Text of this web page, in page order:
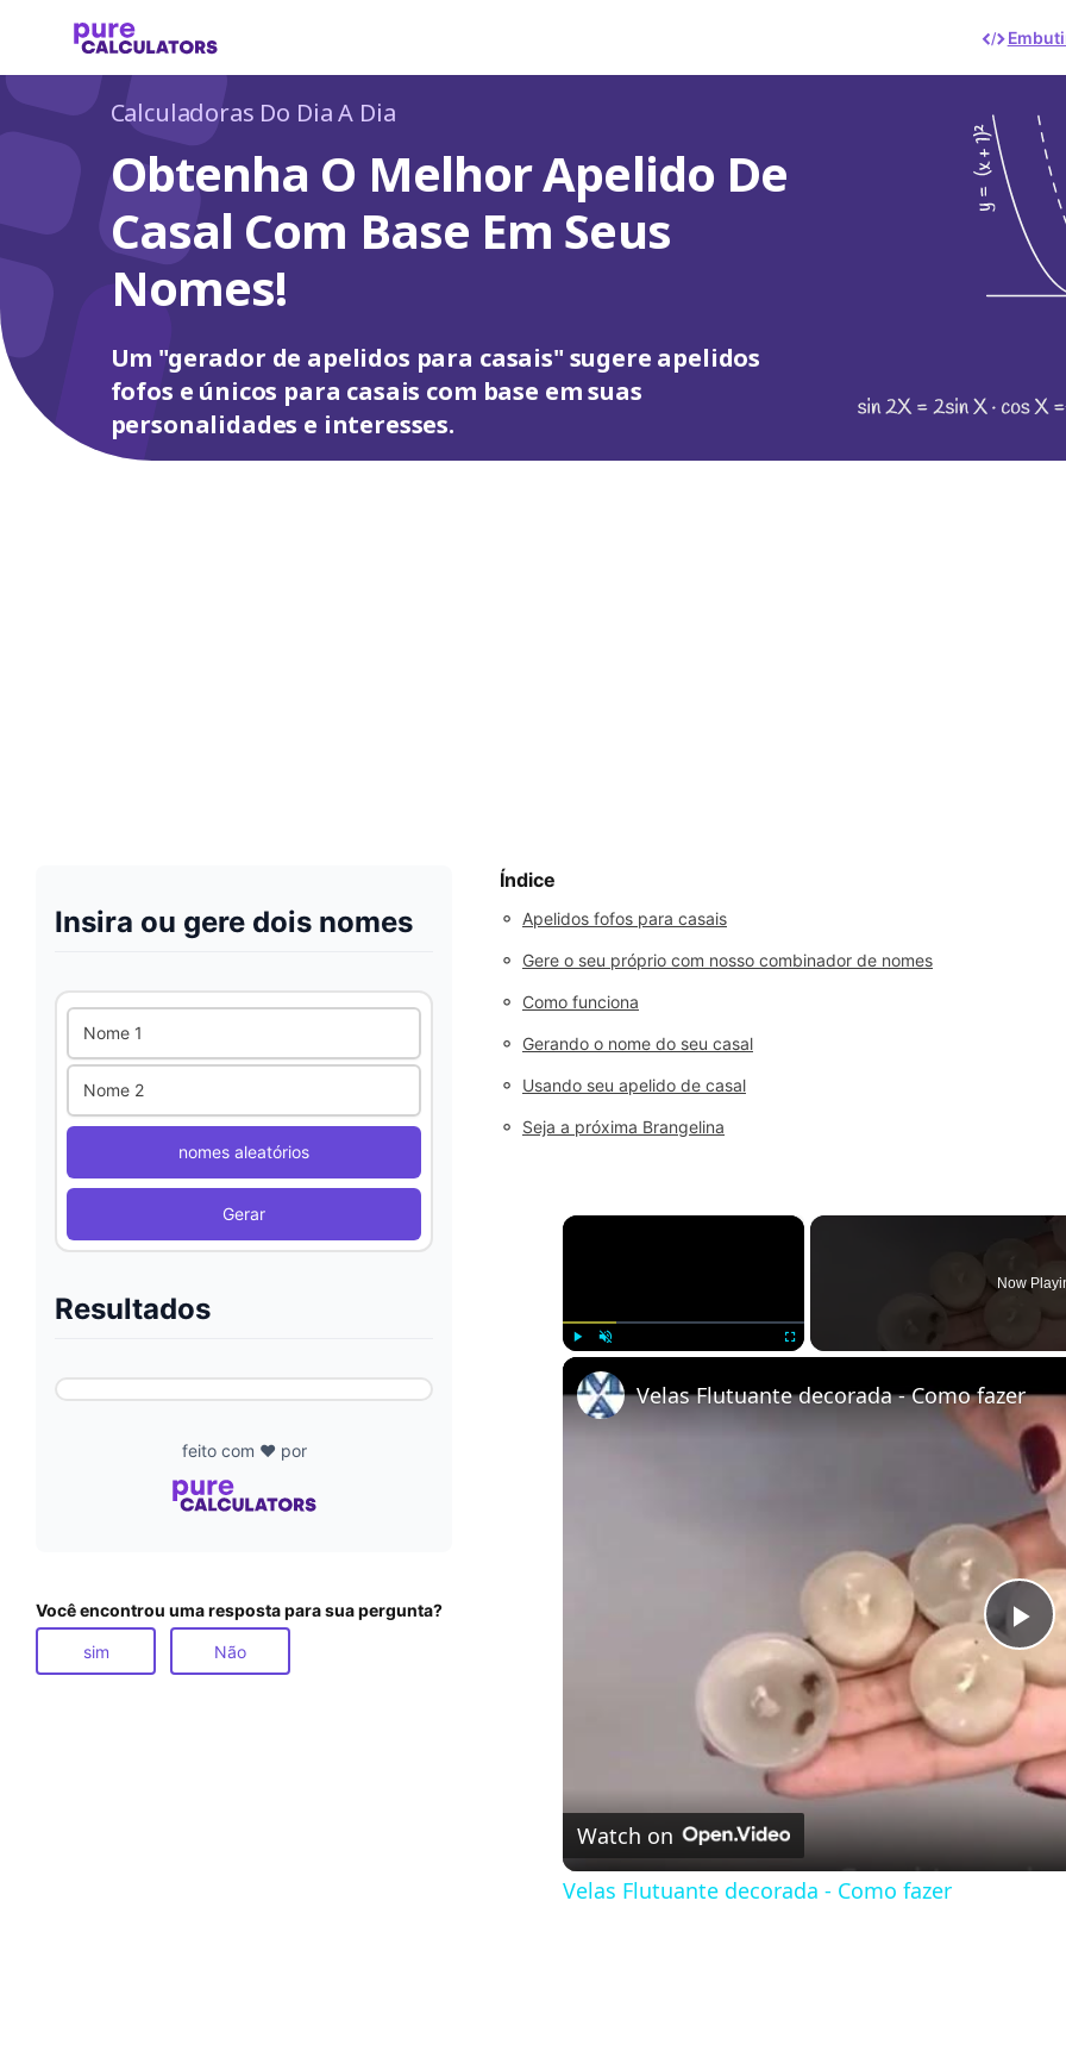
Calculadoras Do Dia A Dia
Obtenha O Melhor Apelido De
Casal Com Base Em Seus
Nomes!
Um "gerador de apelidos para casais" sugere apelidos
fofos e únicos para casais com base em suas
personalidades e interesses.
Insira ou gere dois nomes
Nome 1
Nome 2
nomes aleatórios
Gerar
Resultados
feito com ❤️ por
Você encontrou uma resposta para sua pergunta?
sim Não
Índice
◦ Apelidos fofos para casais
◦ Gere o seu próprio com nosso combinador de nomes
◦ Como funciona
◦ Gerando o nome do seu casal
◦ Usando seu apelido de casal
◦ Seja a próxima Brangelina
×
Now
P
l
a
y
Velas Flutuante decorada - Como fazer
Watch on
Velas Flutuante decorada - Como fazer